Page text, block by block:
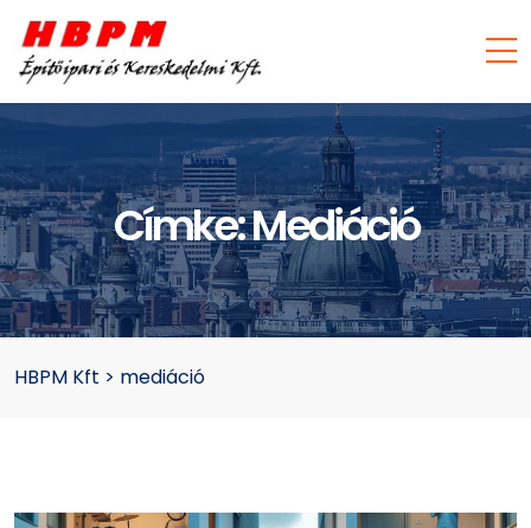
Címke:Mediáció
HBPM Kft > mediáció